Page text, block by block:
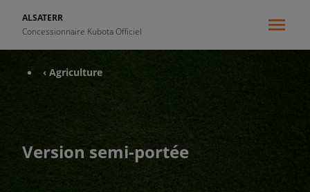
ALSATERR
Concessionnaire Kubota Officiel
‹ Agriculture
Version semi-portée